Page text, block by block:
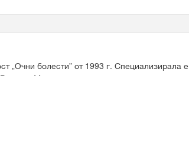
„Очни болести” от 1993 г. Специализирала е
Мичиган.